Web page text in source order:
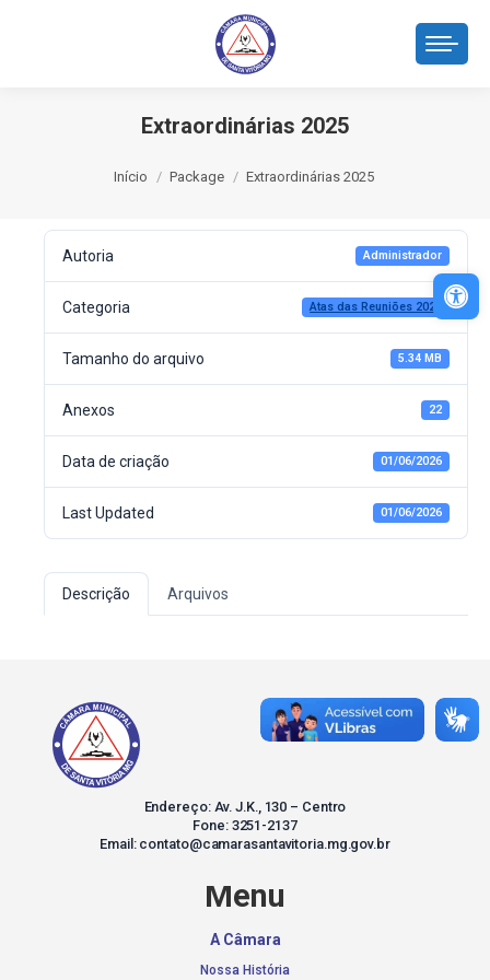
Extraordinárias 2025
Início Package Extraordinárias 2025
Autoria Administrador
Categoria Atas das Reuniões 2025
Tamanho do arquivo 5.34 MB
Anexos 22
Data de criação 01/06/2026
Last Updated 01/06/2026
Descrição Arquivos
Endereço: Av. J.K., 130 – Centro
Fone: 3251-2137
Email: contato@camarasantavitoria.mg.gov.br
Menu
A Câmara
Nossa História